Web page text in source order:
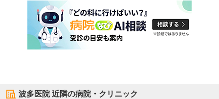
波多医院近隣の病院・クリニック